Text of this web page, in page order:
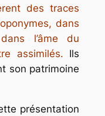
des traces
dans
l’âme du
assimilés. Ils
son patrimoine
présentation